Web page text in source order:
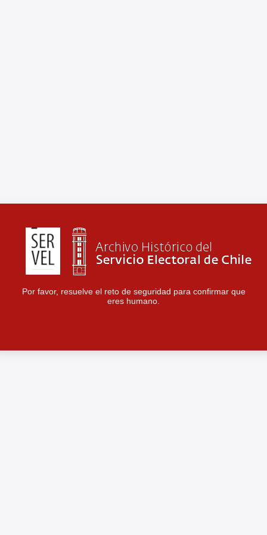
Por favor, resuelve el reto de seguridad para confirmar que
eres humano.